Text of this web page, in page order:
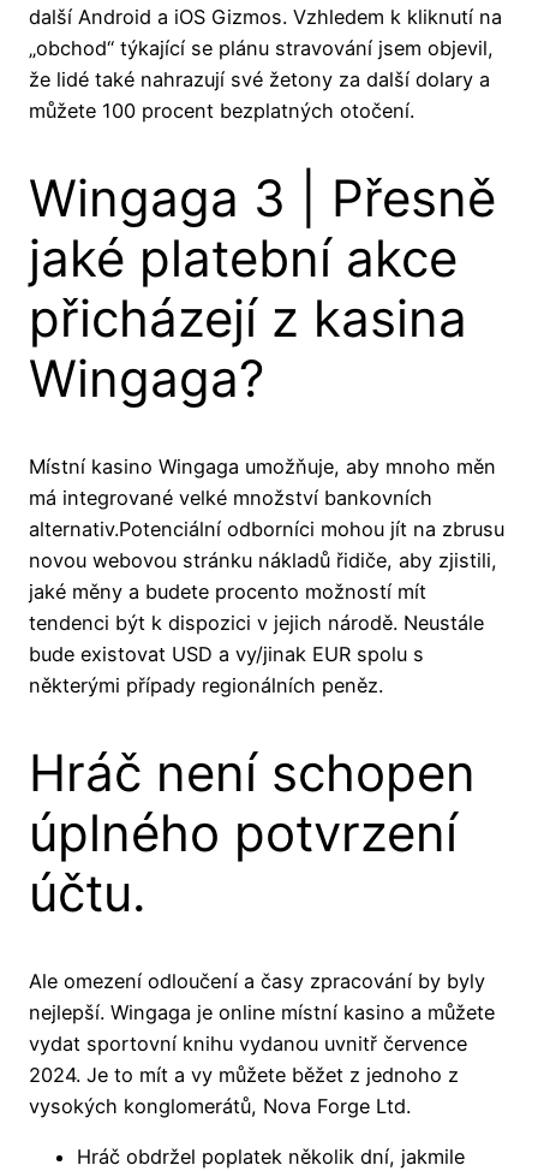
další Android a iOS Gizmos. Vzhledem k kliknutí na
„obchod“ týkající se plánu stravování jsem objevil,
že lidé také nahrazují své žetony za další dolary a
můžete 100 procent bezplatných otočení.
Wingaga 3 | Přesně
jaké platební akce
přicházejí z kasina
Wingaga?
Místní kasino Wingaga umožňuje, aby mnoho měn
má integrované velké množství bankovních
alternativ.Potenciální odborníci mohou jít na zbrusu
novou webovou stránku nákladů řidiče, aby zjistili,
jaké měny a budete procento možností mít
tendenci být k dispozici v jejich národě. Neustále
bude existovat USD a vy/jinak EUR spolu s
některými případy regionálních peněz.
Hráč není schopen
úplného potvrzení
účtu.
Ale omezení odloučení a časy zpracování by byly
nejlepší. Wingaga je online místní kasino a můžete
vydat sportovní knihu vydanou uvnitř července
2024. Je to mít a vy můžete běžet z jednoho z
vysokých konglomerátů, Nova Forge Ltd.
Hráč obdržel poplatek několik dní, jakmile